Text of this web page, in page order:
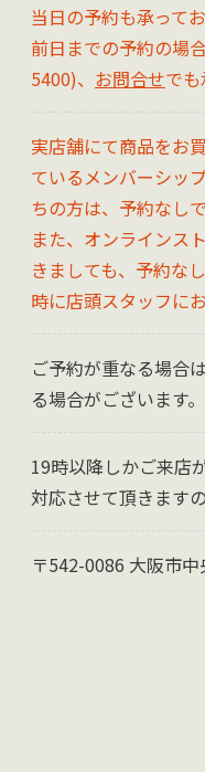
当日の予約も承って
前日までの予約の場
5400)、 お問合せでも
実店舗にて商品をお
ているメンバーシッ
ちの方は、予約なし
また、オンラインス
きましても、予約な
時に店頭スタッフに
ご予約が重なる場合
る場合がございます。
19時以降しかご来店
対応させて頂きます
〒542-0086 大阪市